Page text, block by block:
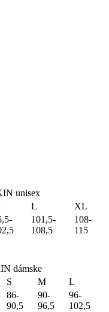
unisex
L
XL
101,5-
108,5
108-
115
dámske
S M
L
86-
90,5
90-
96,5
96-
102,5